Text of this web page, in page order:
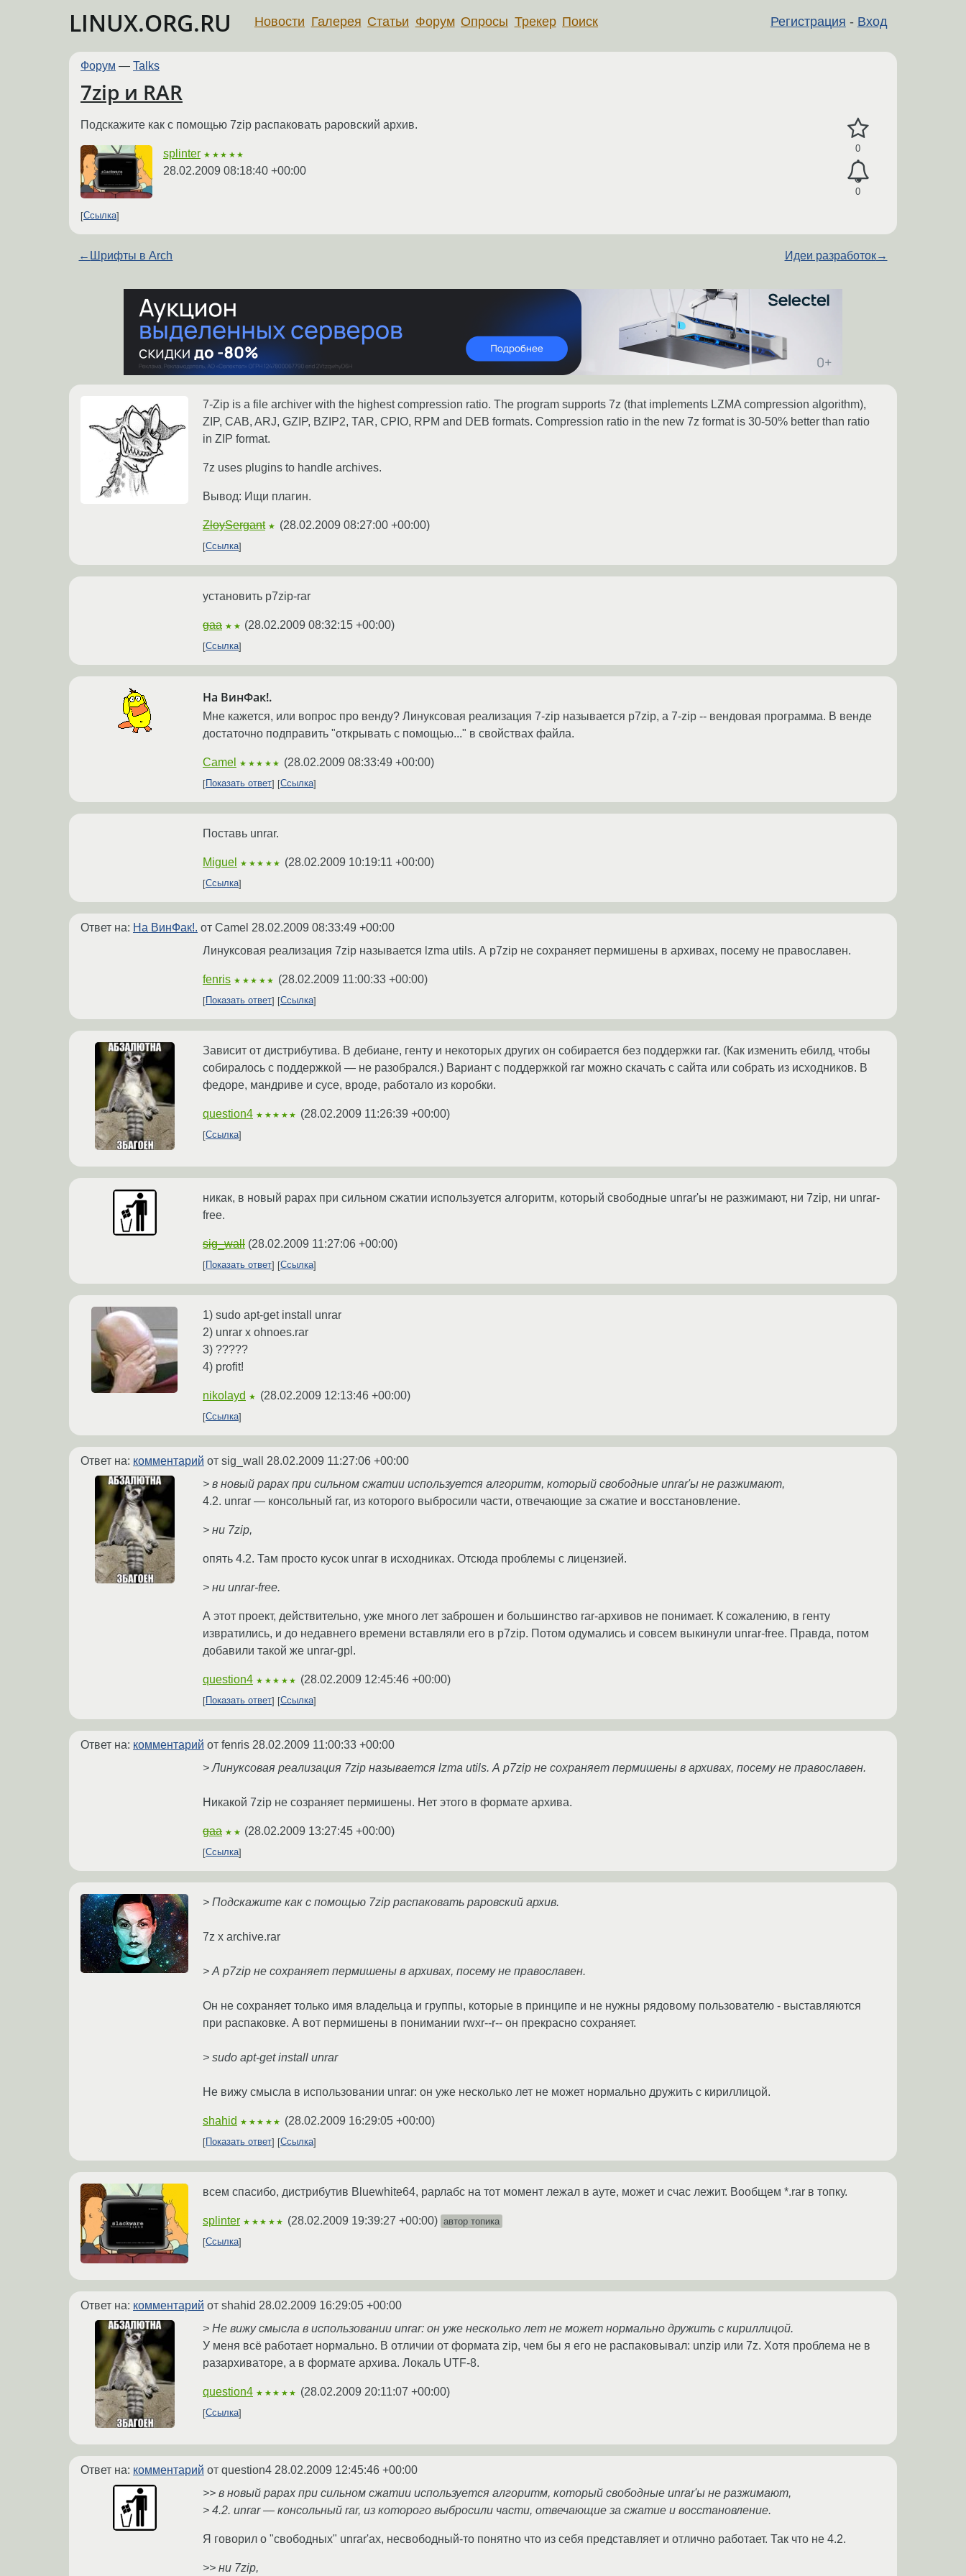
LINUX.ORG.RU Регистрация - Вход
Новости Галерея Статьи Форум Опросы Трекер Поиск
Форум — Talks
7zip и RAR
0
0
Подскажите как с помощью 7zip распаковать раровский архив.
splinter ★★★★★
28.02.2009 08:18:40 +00:00
Ссылка
← Шрифты в Arch Идеи разработок→
7-Zip is a file archiver with the highest compression ratio. The program supports 7z (that implements LZMA compression algorithm),
ZIP, CAB, ARJ, GZIP, BZIP2, TAR, CPIO, RPM and DEB formats. Compression ratio in the new 7z format is 30-50% better than ratio
in ZIP format.
7z uses plugins to handle archives.
Вывод: Ищи плагин.
ZloySergant ★ (28.02.2009 08:27:00 +00:00)
Ссылка
установить p7zip-rar
gaa ★★ (28.02.2009 08:32:15 +00:00)
Ссылка
На ВинФак!.
Мне кажется, или вопрос про венду? Линуксовая реализация 7-zip называется p7zip, а 7-zip -- вендовая программа. В венде
достаточно подправить "открывать с помощью..." в свойствах файла.
Camel ★★★★★ (28.02.2009 08:33:49 +00:00)
Показать ответ Ссылка
Поставь unrar.
Miguel ★★★★★ (28.02.2009 10:19:11 +00:00)
Ссылка
Ответ на: На ВинФак!. от Camel 28.02.2009 08:33:49 +00:00
Линуксовая реализация 7zip называется lzma utils. А p7zip не сохраняет пермишены в архивах, посему не православен.
fenris ★★★★★ (28.02.2009 11:00:33 +00:00)
Показать ответ Ссылка
Зависит от дистрибутива. В дебиане, генту и некоторых других он собирается без поддержки rar. (Как изменить ебилд, чтобы
собиралось с поддержкой — не разобрался.) Вариант с поддержкой rar можно скачать с сайта или собрать из исходников. В
федоре, мандриве и сусе, вроде, работало из коробки.
question4 ★★★★★ (28.02.2009 11:26:39 +00:00)
Ссылка
никак, в новый рарах при сильном сжатии используется алгоритм, который свободные unrar'ы не разжимают, ни 7zip, ни unrar-
free.
sig_wall (28.02.2009 11:27:06 +00:00)
Показать ответ Ссылка
1) sudo apt-get install unrar
2) unrar x ohnoes.rar
3) ?????
4) profit!
nikolayd ★ (28.02.2009 12:13:46 +00:00)
Ссылка
Ответ на: комментарий от sig_wall 28.02.2009 11:27:06 +00:00
> в новый рарах при сильном сжатии используется алгоритм, который свободные unrar'ы не разжимают,
4.2. unrar — консольный rar, из которого выбросили части, отвечающие за сжатие и восстановление.
> ни 7zip,
опять 4.2. Там просто кусок unrar в исходниках. Отсюда проблемы с лицензией.
> ни unrar-free.
А этот проект, действительно, уже много лет заброшен и большинство rar-архивов не понимает. К сожалению, в генту
извратились, и до недавнего времени вставляли его в p7zip. Потом одумались и совсем выкинули unrar-free. Правда, потом
добавили такой же unrar-gpl.
question4 ★★★★★ (28.02.2009 12:45:46 +00:00)
Показать ответ Ссылка
Ответ на: комментарий от fenris 28.02.2009 11:00:33 +00:00
> Линуксовая реализация 7zip называется lzma utils. А p7zip не сохраняет пермишены в архивах, посему не православен.
Никакой 7zip не созраняет пермишены. Нет этого в формате архива.
gaa ★★ (28.02.2009 13:27:45 +00:00)
Ссылка
> Подскажите как с помощью 7zip распаковать раровский архив.
7z x archive.rar
> А p7zip не сохраняет пермишены в архивах, посему не православен.
Он не сохраняет только имя владельца и группы, которые в принципе и не нужны рядовому пользователю - выставляются
при распаковке. А вот пермишены в понимании rwxr--r-- он прекрасно сохраняет.
> sudo apt-get install unrar
Не вижу смысла в использовании unrar: он уже несколько лет не может нормально дружить с кириллицой.
shahid ★★★★★ (28.02.2009 16:29:05 +00:00)
Показать ответ Ссылка
всем спасибо, дистрибутив Bluewhite64, рарлабс на тот момент лежал в ауте, может и счас лежит. Вообщем *.rar в топку.
splinter ★★★★★ (28.02.2009 19:39:27 +00:00) автор топика
Ссылка
Ответ на: комментарий от shahid 28.02.2009 16:29:05 +00:00
> Не вижу смысла в использовании unrar: он уже несколько лет не может нормально дружить с кириллицой.
У меня всё работает нормально. В отличии от формата zip, чем бы я его не распаковывал: unzip или 7z. Хотя проблема не в
разархиваторе, а в формате архива. Локаль UTF-8.
question4 ★★★★★ (28.02.2009 20:11:07 +00:00)
Ссылка
Ответ на: комментарий от question4 28.02.2009 12:45:46 +00:00
>> в новый рарах при сильном сжатии используется алгоритм, который свободные unrar'ы не разжимают,
> 4.2. unrar — консольный rar, из которого выбросили части, отвечающие за сжатие и восстановление.
Я говорил о "свободных" unrar'ах, несвободный-то понятно что из себя представляет и отлично работает. Так что не 4.2.
>> ни 7zip,